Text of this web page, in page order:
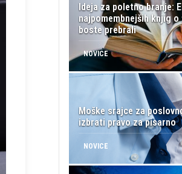
Ideja za poletno branje:
najpomembnejših knjig
boste prebrali
NOVICE
Moške srajce za
izbrati pravo za pisarno
NOVICE